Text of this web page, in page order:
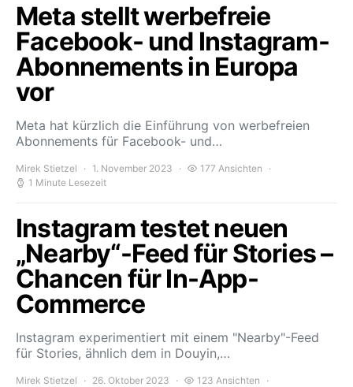
Meta stellt werbefreie
Facebook- und Instagram-
Abonnements in Europa
vor
Meta hat kürzlich die Einführung von werbefreien
Abonnements für Facebook- und…
Mirek Stietzel 1. November 2023
177 Ansichten
1 Minute Lesezeit
Instagram testet neuen
„Nearby“-Feed für Stories –
Chancen für In-App-
Commerce
Instagram experimentiert mit einem "Nearby"-Feed
für Stories, ähnlich dem in Douyin,…
Mirek Stietzel 26. Oktober 2023
123 Ansichten